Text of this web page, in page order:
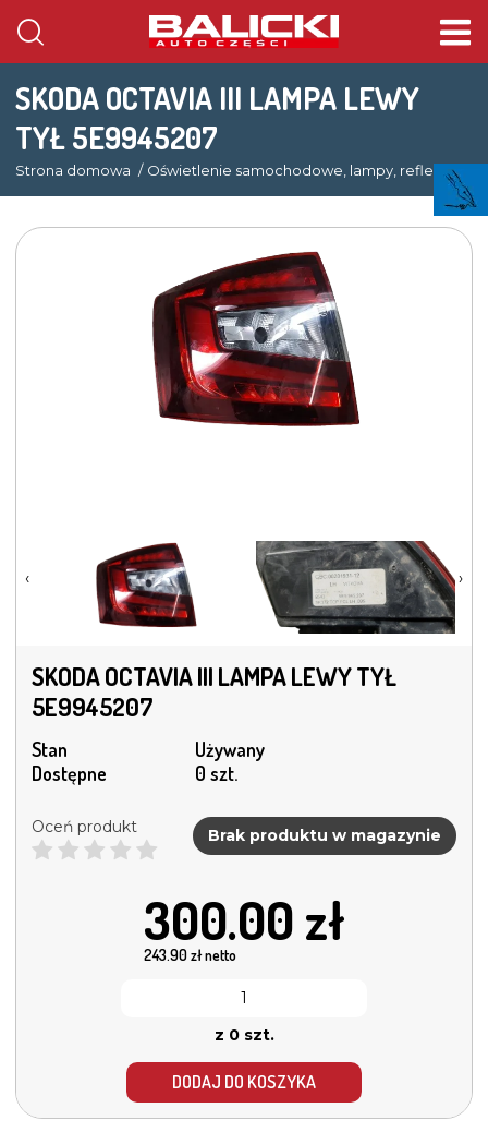
SKODA OCTAVIA III LAMPA LEWY
TYŁ 5E9945207
Strona domowa Oświetlenie samochodowe, lampy, reflektory
‹ ›
SKODA OCTAVIA III LAMPA LEWY TYŁ
5E9945207
Stan
Używany
Dostępne
0 szt.
Oceń produkt Brak produktu w magazynie
300.00 zł
243.90zł netto
z 0 szt.
DODAJ DO KOSZYKA